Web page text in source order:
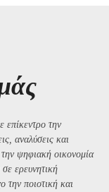
επίκεντρο την
αναλύσεις και
την ψηφιακή οικονομία
ερευνητική
την ποιοτική και